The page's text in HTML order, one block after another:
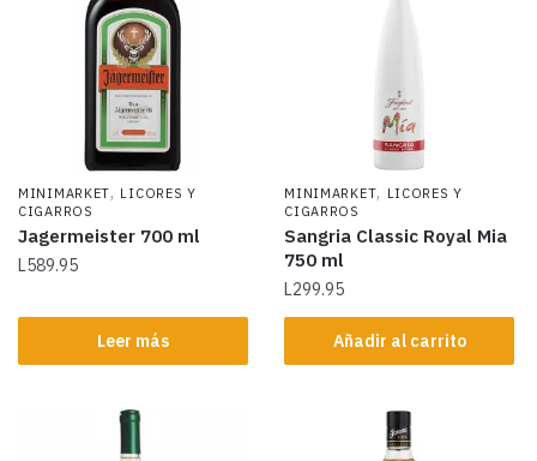
MINIMARKET, LICORES Y
CIGARROS
Jagermeister 700 ml
L589.95
Leer más
MINIMARKET, LICORES Y
CIGARROS
Sangria Classic Royal Mia
750 ml
L299.95
Añadir al carrito